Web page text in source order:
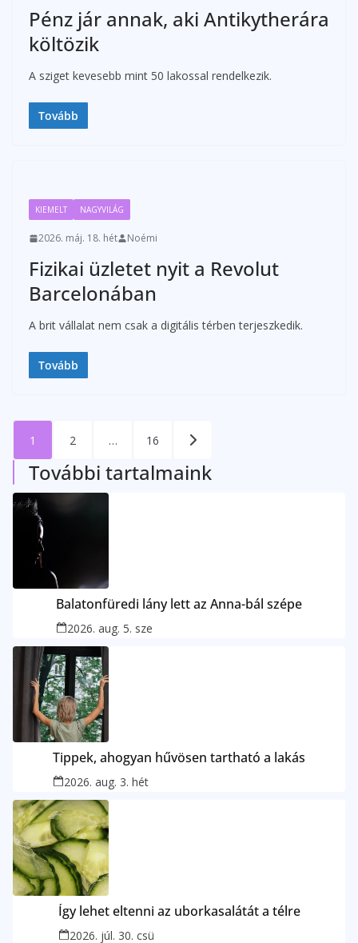
Pénz jár annak, aki Antikytherára
költözik
A sziget kevesebb mint 50 lakossal rendelkezik.
Tovább
KIEMELT NAGYVILÁG
2026. máj. 18. hét Noémi
Fizikai üzletet nyit a Revolut
Barcelonában
A brit vállalat nem csak a digitális térben terjeszkedik.
Tovább
Bejegyzések
lapozása
1 2 … 16
További tartalmaink
Balatonfüredi lány lett az Anna-bál szépe
2026. aug. 5. sze
Tippek, ahogyan hűvösen tartható a lakás
2026. aug. 3. hét
Így lehet eltenni az uborkasalátát a télre
2026. júl. 30. csü